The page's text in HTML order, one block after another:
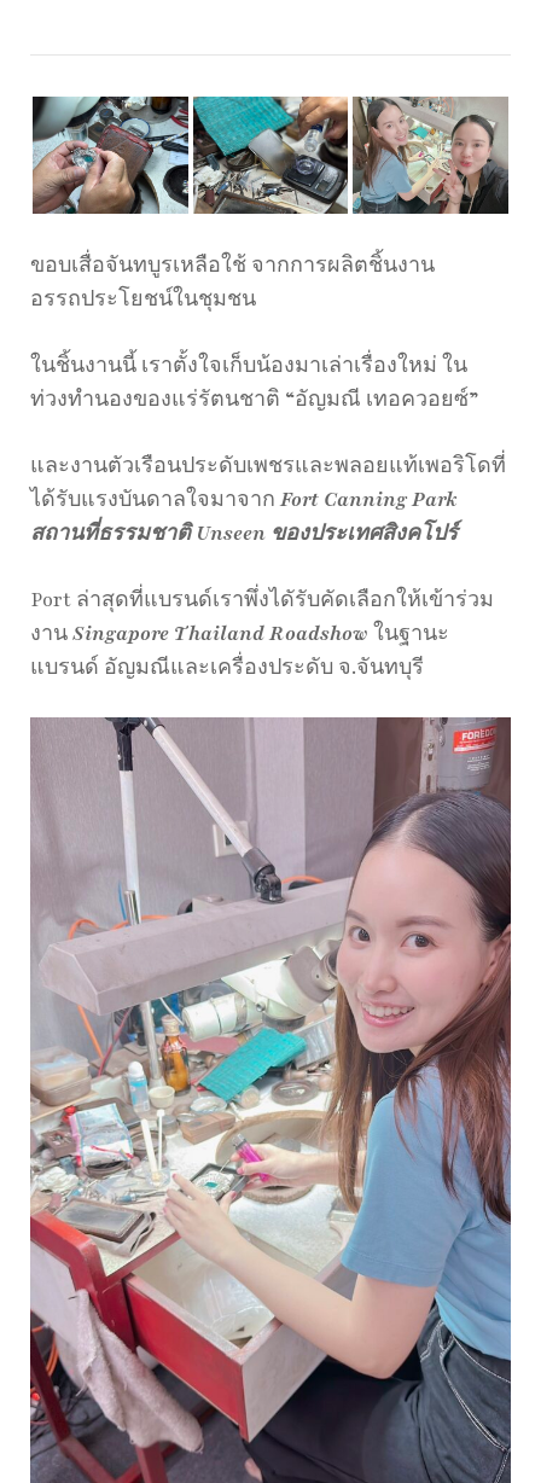
ขอบเสื่อจันทบูรเหลือใช้ จากการผลิตชิ้นงาน
อรรถประโยชน์ในชุมชน
ในชิ้นงานนี้ เราตั้งใจเก็บน้องมาเล่าเรื่องใหม่ ใน
ท่วงทำนองของแร่รัตนชาติ “อัญมณี เทอควอยซ์”
และงานตัวเรือนประดับเพชรและพลอยแท้เพอริโดที่
ได้รับแรงบันดาลใจมาจากFort Canning Park
สถานที่ธรรมชาติ Unseen ของประเทศสิงคโปร์
Port ล่าสุดที่แบรนด์เราพึ่งไดัรับคัดเลือกให้เข้าร่วม
งานSingapore Thailand Roadshow ในฐานะ
แบรนด์ อัญมณีและเครื่องประดับ จ.จันทบุรี